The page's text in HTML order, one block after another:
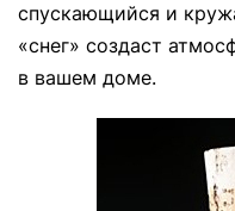
спускающийся и
«снег» создаст
в вашем доме.